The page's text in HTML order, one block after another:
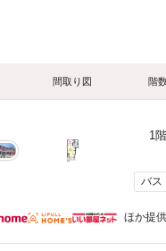
間取り図 階
1階
バス
ほか提供